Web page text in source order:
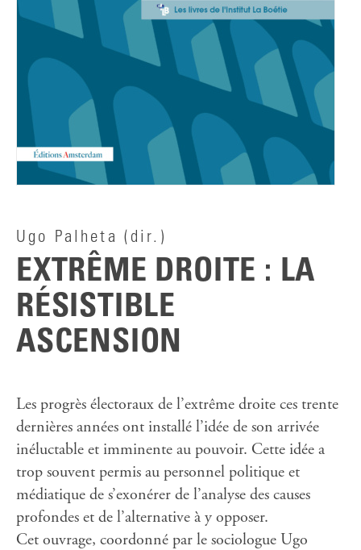
Ugo Palheta (dir.)
EXTRÊME DROITE : LA
RÉSISTIBLE
ASCENSION
Les progrès électoraux de l’extrême droite ces trente
dernières années ont installé l’idée de son arrivée
inéluctable et imminente au pouvoir. Cette idée a
trop souvent permis au personnel politique et
médiatique de s’exonérer de l’analyse des causes
profondes et de l’alternative à y opposer.
Cet ouvrage, coordonné par le sociologue Ugo